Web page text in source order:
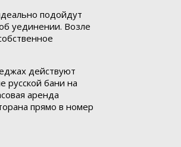
подойдут
уединении. Возле
действуют
русской бани на
аренда
прямо в номер